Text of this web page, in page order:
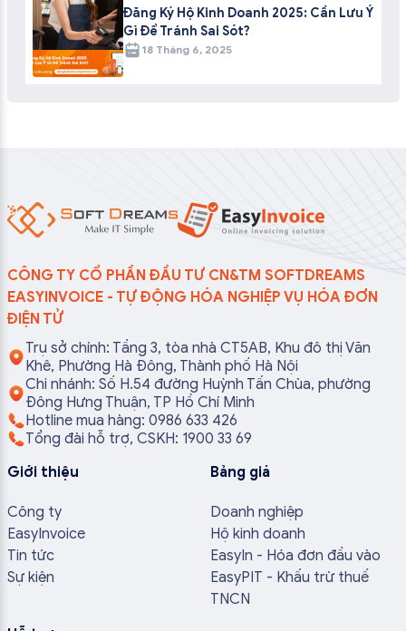
Đăng Ký Hộ Kinh Doanh 2025: Cần Lưu Ý
Gì Để Tránh Sai Sót?
18 Tháng 6, 2025
CÔNG TY CỔ PHẦN ĐẦU TƯ CN&TM SOFTDREAMS
EASYINVOICE - TỰ ĐỘNG HÓA NGHIỆP VỤ HÓA ĐƠN
ĐIỆN TỬ
Trụ sở chính: Tầng 3, tòa nhà CT5AB, Khu đô thị Văn
Khê, Phường Hà Đông, Thành phố Hà Nội
Chi nhánh: Số H.54 đường Huỳnh Tấn Chùa, phường
Đông Hưng Thuận, TP Hồ Chí Minh
Hotline mua hàng: 0986 633 426
Tổng đài hỗ trợ, CSKH: 1900 33 69
Giới thiệu
Công ty
EasyInvoice
Tin tức
Sự kiện
Bảng giá
Doanh nghiệp
Hộ kinh doanh
EasyIn - Hóa đơn đầu vào
EasyPIT - Khấu trừ thuế
TNCN